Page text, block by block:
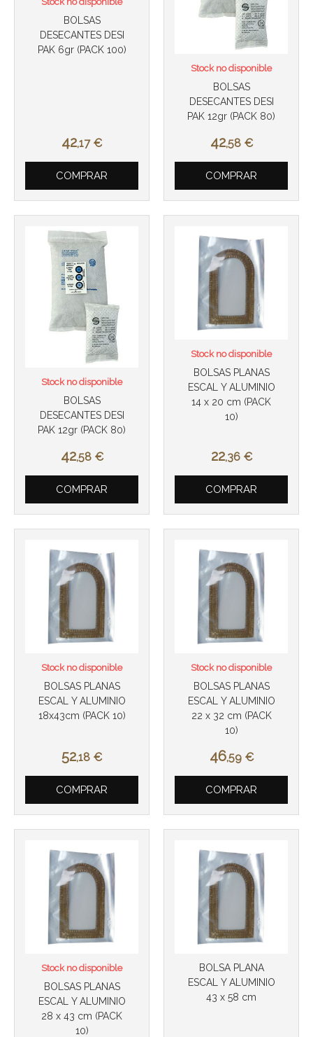
BOLSAS
DESECANTES DESI
PAK 6gr (PACK 100)
42,17 €
COMPRAR
BOLSAS
DESECANTES DESI
PAK 12gr (PACK 80)
42,58 €
Stock no disponible
COMPRAR
BOLSAS
DESECANTES DESI
PAK 12gr (PACK 80)
42,58 €
Stock no disponible
COMPRAR
BOLSAS PLANAS
ESCAL Y ALUMINIO
14 x 20 cm (PACK
10)
22,36 €
Stock no disponible
COMPRAR
BOLSAS PLANAS
ESCAL Y ALUMINIO
18x43cm (PACK 10)
52,18 €
Stock no disponible
COMPRAR
BOLSAS PLANAS
ESCAL Y ALUMINIO
22 x 32 cm (PACK
10)
46,59 €
Stock no disponible
COMPRAR
Más info
BOLSAS PLANAS
ESCAL Y ALUMINIO
28 x 43 cm (PACK
10)
Stock no disponible
Más info
BOLSA PLANA
ESCAL Y ALUMINIO
43 x 58 cm